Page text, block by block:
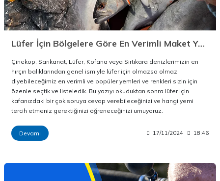
Lüfer İçin Bölgelere Göre En Verimli Maket Yem Tavsiyesi
Çinekop, Sarıkanat, Lüfer, Kofana veya Sırtıkara denizlerimizin en
hırçın balıklarından genel ismiyle lüfer için olmazsa olmaz
diyebileceğimiz en verimli ve popüler yemleri ve renkleri sizin için
özenle seçtik ve listeledik. Bu yazıyı okuduktan sonra lüfer için
kafanızdaki bir çok soruya cevap verebileceğinizi ve hangi yemi
tercih etmeniz gerektiğinizi öğreneceğinizi umuyoruz.
Devamı 17/11/2024 18:46